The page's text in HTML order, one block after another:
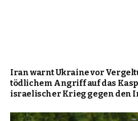
Iran warnt Ukraine vor
tödlichem Angriff auf das
israelischer Krieg gegen den